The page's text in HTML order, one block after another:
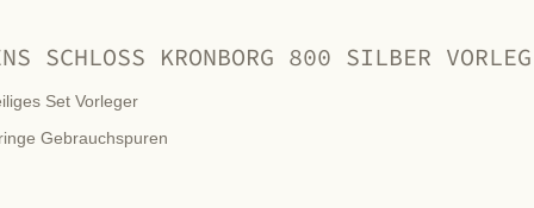
SCHLOSS KRONBORG 800 SILBER
Set Vorleger
Gebrauchspuren